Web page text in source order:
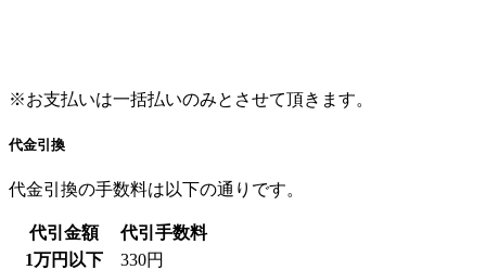
※お支払いは一括払いのみとさせて頂きます。
代金引換
代金引換の手数料は以下の通りです。
代引金額
代引手数料
1万円以下
330円